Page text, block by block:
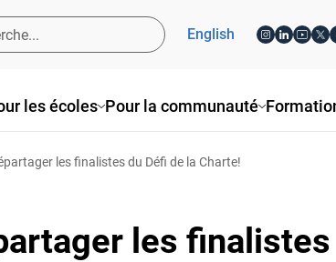
les écoles Pour la communauté
English
les finalistes du Défi de la Charte!
les finalistes